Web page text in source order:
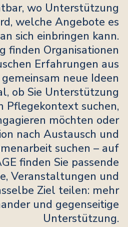
wo Unterstützung
welche Angebote es
sich einbringen kann.
finden Organisationen
Erfahrungen aus
neue Ideen
ob Sie Unterstützung
Pflegekontext suchen,
möchten oder
nach Austausch und
suchen – auf
finden Sie passende
Veranstaltungen und
Ziel teilen: mehr
und gegenseitige
Unterstützung.